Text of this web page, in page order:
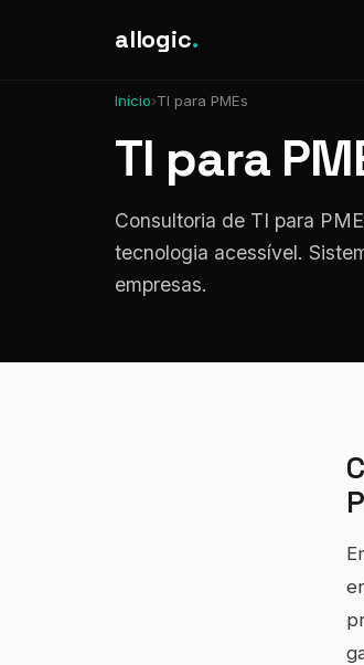
allogic.
Início›TI para PMEs
TI para
Consultoria de TI para
tecnologia acessível.
empresas.